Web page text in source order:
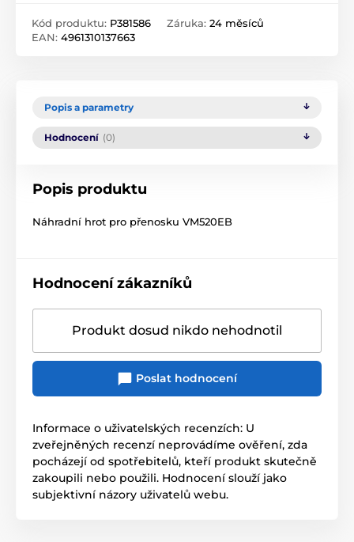
Kód produktu: P381586
EAN: 4961310137663
Záruka: 24 měsíců
Popis a parametry
Hodnocení (0)
Popis produktu
Náhradní hrot pro přenosku VM520EB
Hodnocení zákazníků
Produkt dosud nikdo nehodnotil
Poslat hodnocení
Informace o uživatelských recenzích: U
zveřejněných recenzí neprovádíme ověření, zda
pocházejí od spotřebitelů, kteří produkt skutečně
zakoupili nebo použili. Hodnocení slouží jako
subjektivní názory uživatelů webu.